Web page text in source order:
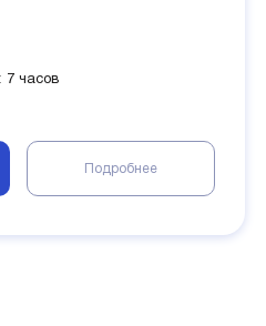
7 часов
Подробнее